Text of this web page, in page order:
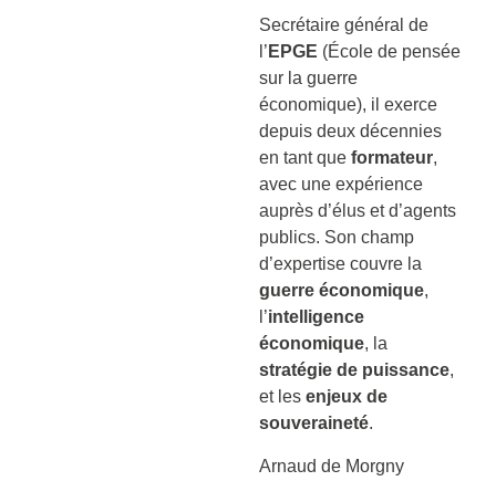
Secrétaire général de
l’ EPGE (École de pensée
sur la guerre
économique), il exerce
depuis deux décennies
en tant que formateur,
avec une expérience
auprès d’élus et d’agents
publics. Son champ
d’expertise couvre la
guerre économique,
l’intelligence
économique, la
stratégie de puissance,
et les enjeux de
souveraineté.
Arnaud de Morgny